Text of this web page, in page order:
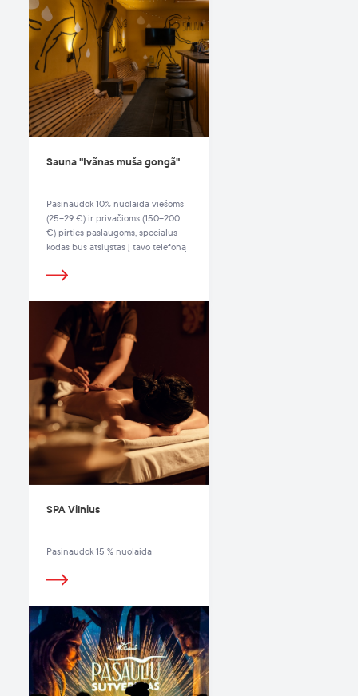
Sauna "Ivãnas muša gongã"
Pasinaudok 10% nuolaida viešoms
(25–29 €) ir privačioms (150–200
€) pirties paslaugoms, specialus
kodas bus atsiųstas į tavo telefoną
SPA Vilnius
Pasinaudok 15 % nuolaida